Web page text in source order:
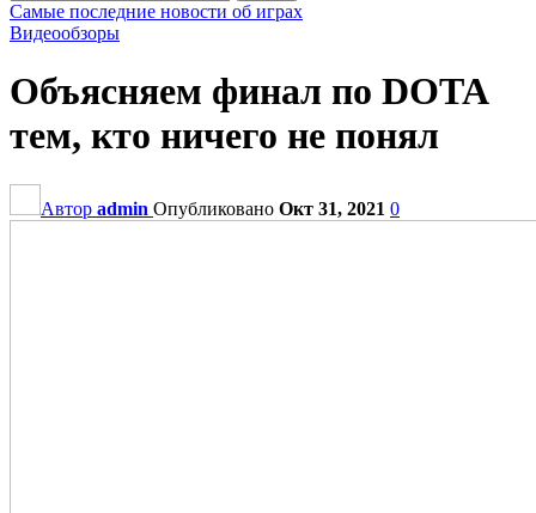
Самые последние новости об играх
Видеообзоры
Объясняем финал по DOTA
тем, кто ничего не понял
Автор admin Опубликовано Окт 31, 2021 0